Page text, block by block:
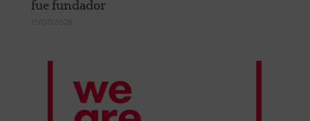
fue fundador
15/07/2026